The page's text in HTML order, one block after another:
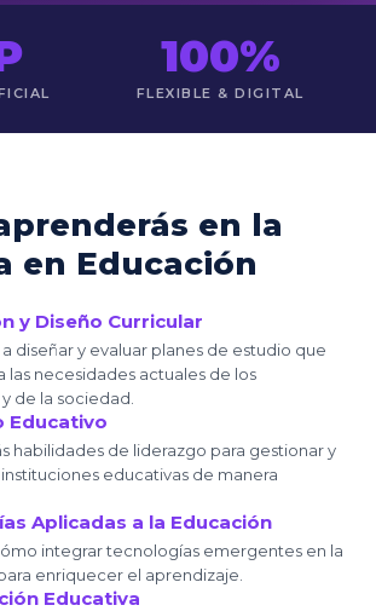
100%
FLEXIBLE & DIGITAL
en la
en Educación
y Diseño Curricular
diseñar y evaluar planes de estudio que
las necesidades actuales de los
de la sociedad.
Educativo
habilidades de liderazgo para gestionar y
educativas de manera
Aplicadas a la Educación
integrar tecnologías emergentes en la
enriquecer el aprendizaje.
Educativa